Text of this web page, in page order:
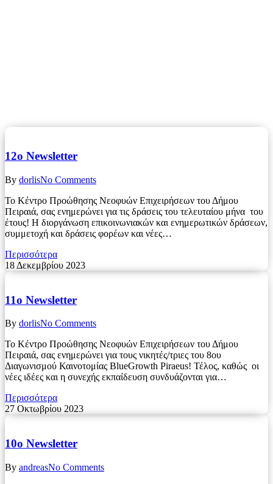
12o Newsletter
By dorlisNo Comments
Το Κέντρο Προώθησης Νεοφυών Επιχειρήσεων του Δήμου
Πειραιά, σας ενημερώνει για τις δράσεις του τελευταίου μήνα του
έτους! Η διοργάνωση επικοινωνιακών και ενημερωτικών δράσεων,
συμμετοχή και δράσεις φορέων και νέες…
Περισσότερα
18 Δεκεμβρίου 2023
11o Newsletter
By dorlisNo Comments
Το Κέντρο Προώθησης Νεοφυών Επιχειρήσεων του Δήμου
Πειραιά, σας ενημερώνει για τους νικητές/τριες του 8ου
Διαγωνισμού Καινοτομίας BlueGrowth Piraeus! Τέλος, καθώς οι
νέες ιδέες και η συνεχής εκπαίδευση συνδυάζονται για…
Περισσότερα
27 Οκτωβρίου 2023
10o Newsletter
By andreasNo Comments